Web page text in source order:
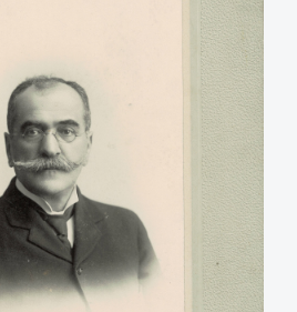
ingeniero en minas, político y
por Antofagasta (1888 - 1891) e intendente
de la Quinta Compañía de
Arturo Prat".